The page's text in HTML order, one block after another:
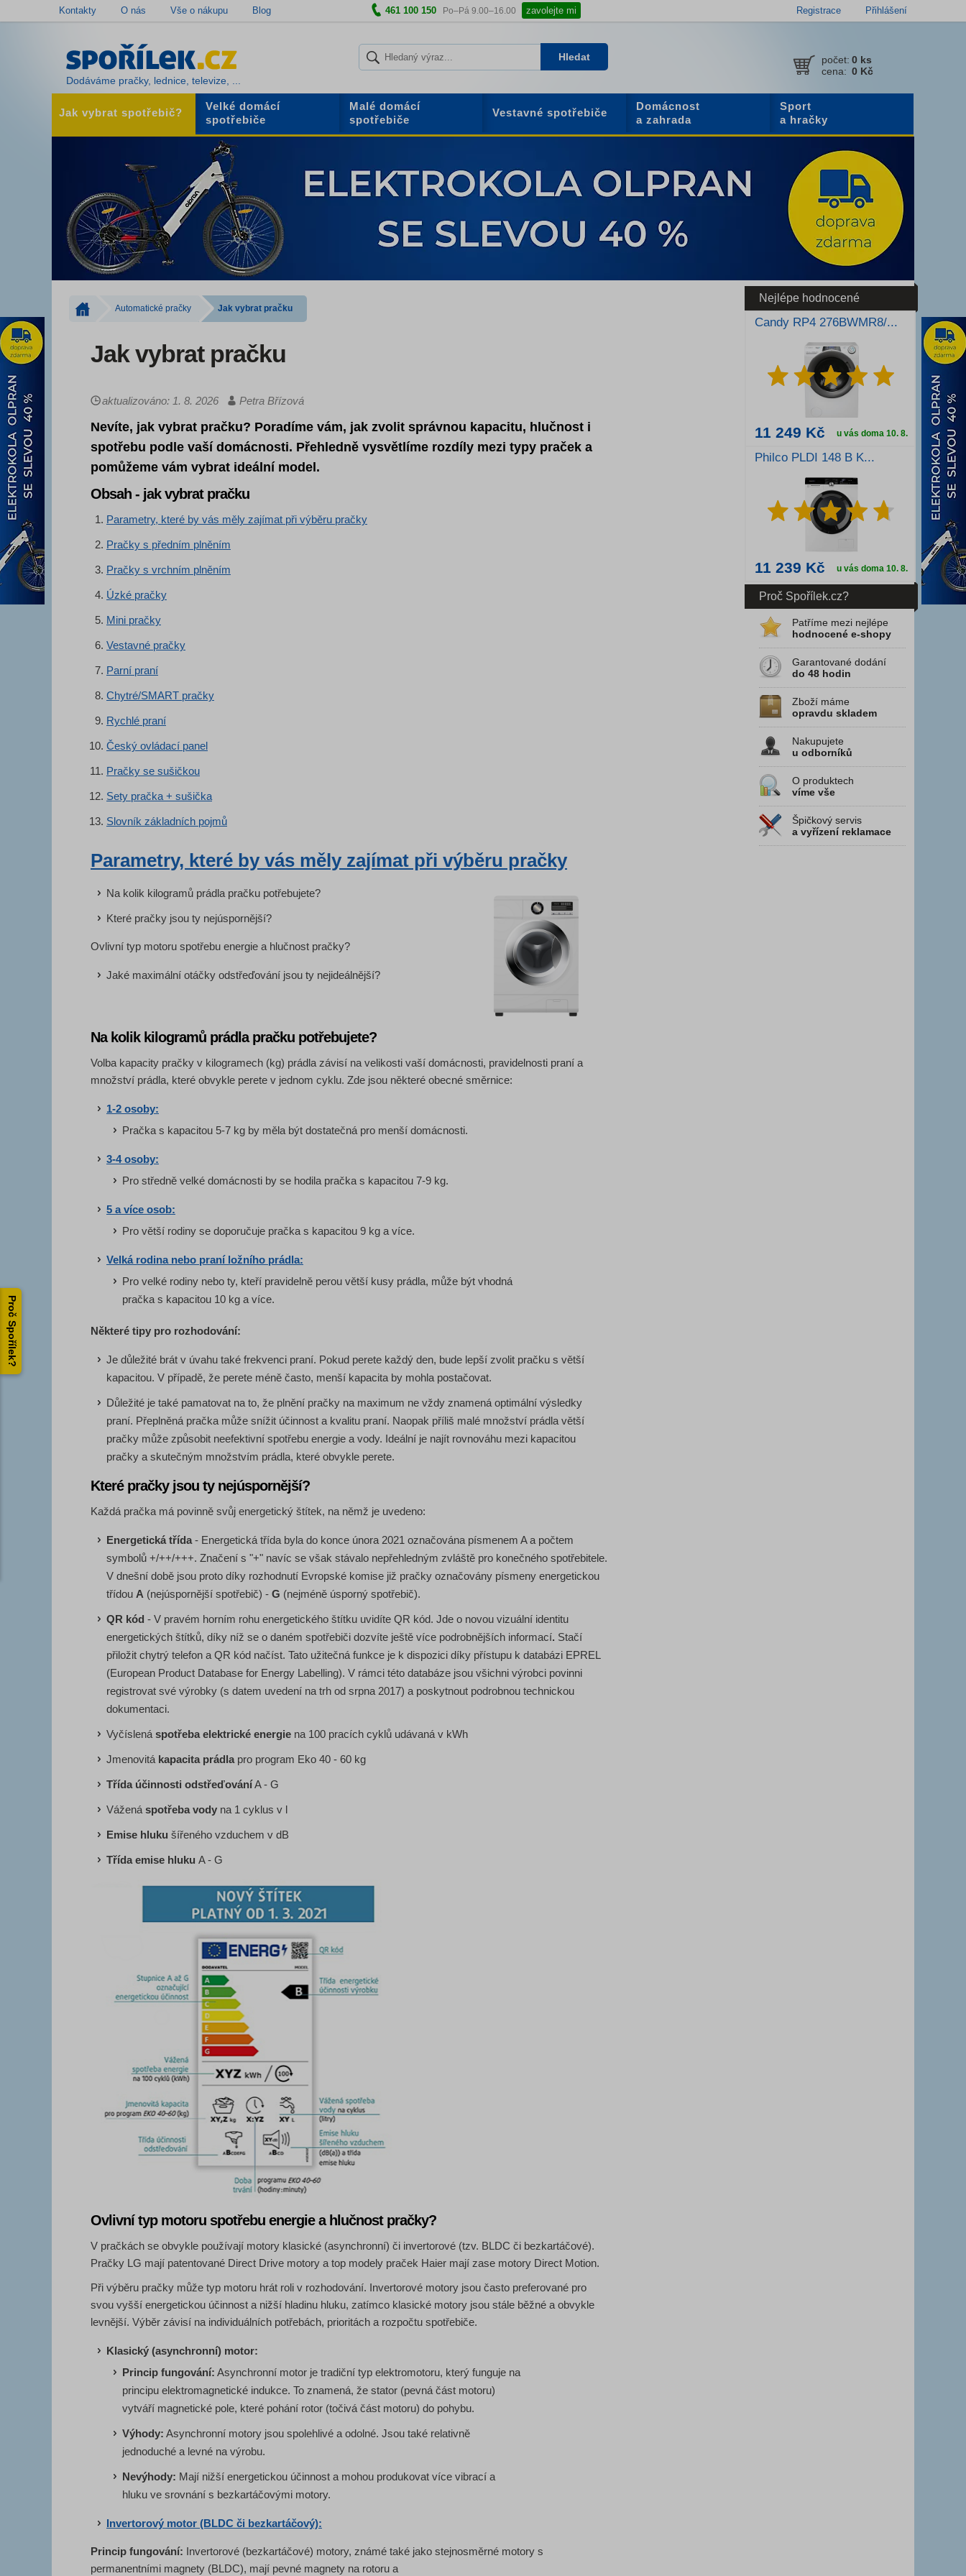
Proč Spořílek?
Kontakty O nás Vše o nákupu Blog 461 100 150 Po–Pá 9.00–16.00 zavolejte mi Registrace Přihlášení
Dodáváme pračky, lednice, televize, ...
počet: 0 ks
cena: 0 Kč
Hledat
Jak vybrat spotřebič?
Velké domácí
spotřebiče
Malé domácí
spotřebiče
Vestavné spotřebiče
Domácnost
a zahrada
Sport
a hračky
Automatické pračky Jak vybrat pračku
Jak vybrat pračku
aktualizováno: 1. 8. 2026 Petra Břízová
Nevíte, jak vybrat pračku? Poradíme vám, jak zvolit správnou kapacitu, hlučnost i
spotřebu podle vaší domácnosti. Přehledně vysvětlíme rozdíly mezi typy praček a
pomůžeme vám vybrat ideální model.
Obsah - jak vybrat pračku
Parametry, které by vás měly zajímat při výběru pračky
Pračky s předním plněním
Pračky s vrchním plněním
Úzké pračky
Mini pračky
Vestavné pračky
Parní praní
Chytré/SMART pračky
Rychlé praní
Český ovládací panel
Pračky se sušičkou
Sety pračka + sušička
Slovník základních pojmů
Parametry, které by vás měly zajímat při výběru pračky
Na kolik kilogramů prádla pračku potřebujete?
Které pračky jsou ty nejúspornější?
Ovlivní typ motoru spotřebu energie a hlučnost pračky?
Jaké maximální otáčky odstřeďování jsou ty nejideálnější?
Na kolik kilogramů prádla pračku potřebujete?
Volba kapacity pračky v kilogramech (kg) prádla závisí na velikosti vaší domácnosti, pravidelnosti praní a
množství prádla, které obvykle perete v jednom cyklu. Zde jsou některé obecné směrnice:
1-2 osoby:
Pračka s kapacitou 5-7 kg by měla být dostatečná pro menší domácnosti.
3-4 osoby:
Pro středně velké domácnosti by se hodila pračka s kapacitou 7-9 kg.
5 a více osob:
Pro větší rodiny se doporučuje pračka s kapacitou 9 kg a více.
Velká rodina nebo praní ložního prádla:
Pro velké rodiny nebo ty, kteří pravidelně perou větší kusy prádla, může být vhodná
pračka s kapacitou 10 kg a více.
Některé tipy pro rozhodování:
Je důležité brát v úvahu také frekvenci praní. Pokud perete každý den, bude lepší zvolit pračku s větší
kapacitou. V případě, že perete méně často, menší kapacita by mohla postačovat.
Důležité je také pamatovat na to, že plnění pračky na maximum ne vždy znamená optimální výsledky
praní. Přeplněná pračka může snížit účinnost a kvalitu praní. Naopak příliš malé množství prádla větší
pračky může způsobit neefektivní spotřebu energie a vody. Ideální je najít rovnováhu mezi kapacitou
pračky a skutečným množstvím prádla, které obvykle perete.
Které pračky jsou ty nejúspornější?
Každá pračka má povinně svůj energetický štítek, na němž je uvedeno:
Energetická třída - Energetická třída byla do konce února 2021 označována písmenem A a počtem
symbolů +/++/+++. Značení s "+" navíc se však stávalo nepřehledným zvláště pro konečného spotřebitele.
V dnešní době jsou proto díky rozhodnutí Evropské komise již pračky označovány písmeny energetickou
třídou A (nejúspornější spotřebič) - G (nejméně úsporný spotřebič).
QR kód - V pravém horním rohu energetického štítku uvidíte QR kód. Jde o novou vizuální identitu
energetických štítků, díky níž se o daném spotřebiči dozvíte ještě více podrobnějších informací. Stačí
přiložit chytrý telefon a QR kód načíst. Tato užitečná funkce je k dispozici díky přístupu k databázi EPREL
(European Product Database for Energy Labelling). V rámci této databáze jsou všichni výrobci povinni
registrovat své výrobky (s datem uvedení na trh od srpna 2017) a poskytnout podrobnou technickou
dokumentaci.
Vyčíslená spotřeba elektrické energie na 100 pracích cyklů udávaná v kWh
Jmenovitá kapacita prádla pro program Eko 40 - 60 kg
Třída účinnosti odstřeďováníA - G
Vážená spotřeba vody na 1 cyklus v l
Emise hluku šířeného vzduchem v dB
Třída emise hluku A - G
Ovlivní typ motoru spotřebu energie a hlučnost pračky?
V pračkách se obvykle používají motory klasické (asynchronní) či invertorové (tzv. BLDC či bezkartáčové).
Pračky LG mají patentované Direct Drive motory a top modely praček Haier mají zase motory Direct Motion.
Při výběru pračky může typ motoru hrát roli v rozhodování. Invertorové motory jsou často preferované pro
svou vyšší energetickou účinnost a nižší hladinu hluku, zatímco klasické motory jsou stále běžné a obvykle
levnější. Výběr závisí na individuálních potřebách, prioritách a rozpočtu spotřebiče.
Klasický (asynchronní) motor:
Princip fungování: Asynchronní motor je tradiční typ elektromotoru, který funguje na
principu elektromagnetické indukce. To znamená, že stator (pevná část motoru)
vytváří magnetické pole, které pohání rotor (točivá část motoru) do pohybu.
Výhody: Asynchronní motory jsou spolehlivé a odolné. Jsou také relativně
jednoduché a levné na výrobu.
Nevýhody: Mají nižší energetickou účinnost a mohou produkovat více vibrací a
hluku ve srovnání s bezkartáčovými motory.
Invertorový motor (BLDC či bezkartáčový):
Princip fungování: Invertorové (bezkartáčové) motory, známé také jako stejnosměrné motory s
permanentními magnety (BLDC), mají pevné magnety na rotoru a
Nejlépe hodnocené
Candy RP4 276BWMR8/...
11 249 Kč u vás doma 10. 8.
Detail produktu
Philco PLDI 148 B K...
11 239 Kč u vás doma 10. 8.
Detail produktu
Proč Spořílek.cz?
Patříme mezi nejlépe
hodnocené e-shopy
Garantované dodání
do 48 hodin
Zboží máme
opravdu skladem
Nakupujete
u odborníků
O produktech
víme vše
Špičkový servis
a vyřízení reklamace